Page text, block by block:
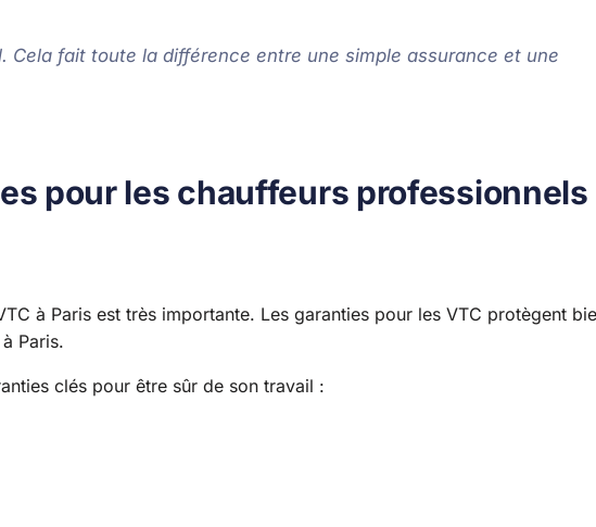
Cela fait toute la différence entre une simple assurance et une
pour les chauffeurs professionnels
à Paris est très importante. Les garanties pour les VTC protègent
Paris.
clés pour être sûr de son travail :